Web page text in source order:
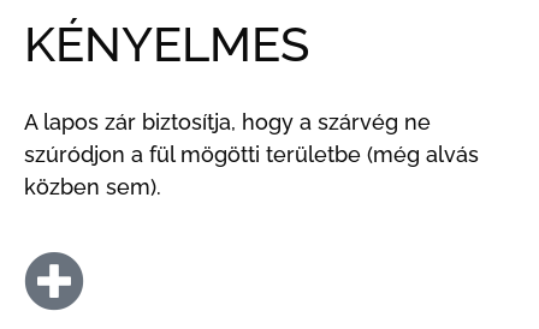
KÉNYELMES
A lapos zár biztosítja, hogy a szárvég ne
szúródjon a fül mögötti területbe (még alvás
közben sem).